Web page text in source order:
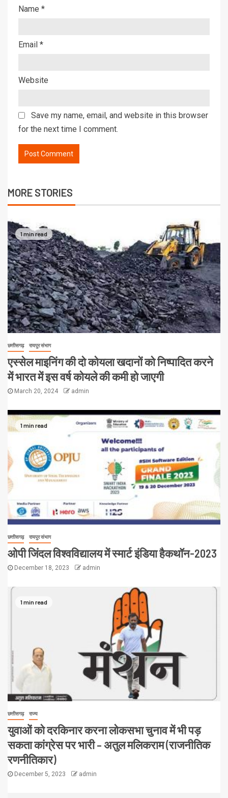
Name *
Email *
Website
Save my name, email, and website in this browser
for the next time I comment.
MORE STORIES
1 min read
छत्तीसगढ़ रायपुर संभाग
एस्सेल माइनिंग की दो कोयला खदानों को निष्पादित करने
में भारत में इस वर्ष कोयले की कमी हो जाएगी
March 20, 2024 admin
1 min read
छत्तीसगढ़ रायपुर संभाग
ओपी जिंदल विश्वविद्यालय में स्मार्ट इंडिया हैकथॉन-2023
December 18, 2023 admin
1 min read
छत्तीसगढ़ राज्य
युवाओं को दरकिनार करना लोकसभा चुनाव में भी पड़
सकता कांग्रेस पर भारी – अतुल मलिकराम (राजनीतिक
रणनीतिकार)
December 5, 2023 admin